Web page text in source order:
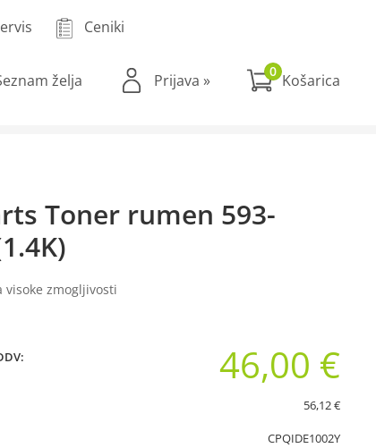
Ceniki
želja Prijava » 0
Toner rumen 593-
visoke zmogljivosti
46,00 €
56,12 €
CPQIDE1002Y